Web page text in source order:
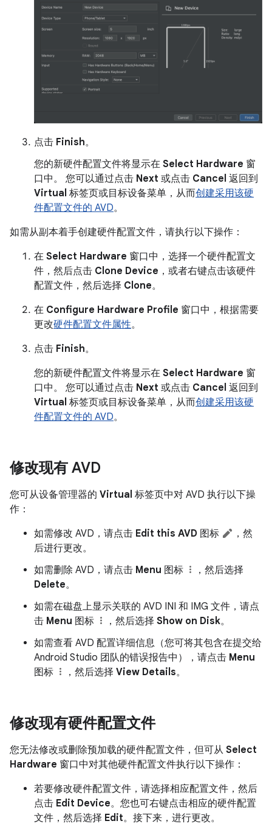
点击 Finish。
您的新硬件配置文件将显示在 Select Hardware 窗
口中。 您可以通过点击 Next 或点击 Cancel 返回到
Virtual 标签页或目标设备菜单，从而创建采用该硬
件配置文件的 AVD。
如需从副本着手创建硬件配置文件，请执行以下操作：
在 Select Hardware 窗口中，选择一个硬件配置文
件，然后点击 Clone Device ，或者右键点击该硬件
配置文件，然后选择 Clone。
在 Configure Hardware Profile 窗口中，根据需要
更改硬件配置文件属性。
点击 Finish。
您的新硬件配置文件将显示在 Select Hardware 窗
口中。 您可以通过点击 Next 或点击 Cancel 返回到
Virtual 标签页或目标设备菜单，从而创建采用该硬
件配置文件的 AVD。
修改现有 AVD
您可从设备管理器的 Virtual 标签页中对 AVD 执行以下操
作：
如需修改 AVD，请点击 Edit this AVD 图标
，然
后进行更改。
如需删除 AVD，请点击 Menu 图标
，然后选择
Delete。
如需在磁盘上显示关联的 AVD INI 和 IMG 文件，请点
击 Menu 图标 ，然后选择Show on Disk。
如需查看 AVD 配置详细信息（您可将其包含在提交给
Android Studio 团队的错误报告中），请点击 Menu
图标
，然后选择View Details。
修改现有硬件配置文件
您无法修改或删除预加载的硬件配置文件，但可从 Select
Hardware 窗口中对其他硬件配置文件执行以下操作：
若要修改硬件配置文件，请选择相应配置文件，然后
点击 Edit Device。您也可右键点击相应的硬件配置
文件，然后选择 Edit。接下来，进行更改。